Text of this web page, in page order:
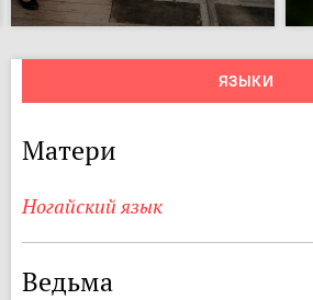
ЯЗЫКИ
Матери
Ногайский язык
Ведьма